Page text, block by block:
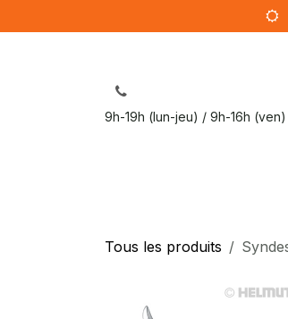
9h-19h (lun-jeu) / 9h-16h (ven)
Tous les produits